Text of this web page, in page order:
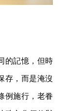
的記憶，但時
存，而是淹沒
例施行，老眷